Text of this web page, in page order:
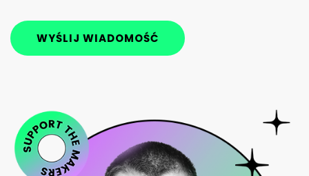
WYŚLIJ WIADOMOŚĆ